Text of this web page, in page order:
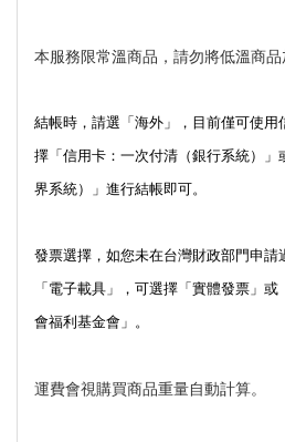
本服務限常溫商品，請勿將低溫商品
結帳時，請選「海外」，目前僅可使用
擇「信用卡：一次付清（銀行系統）」
界系統）」進行結帳即可。
發票選擇，如您未在台灣財政部門申請
「電子載具」，可選擇「實體發票」
會福利基金會」。
運費會視購買商品重量自動計算。